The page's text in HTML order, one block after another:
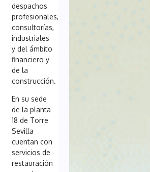
despachos
profesionales,
consultorías,
industriales
y del ámbito
financiero y
de la
construcción.
En su sede
de la planta
18 de Torre
Sevilla
cuentan con
servicios de
restauración